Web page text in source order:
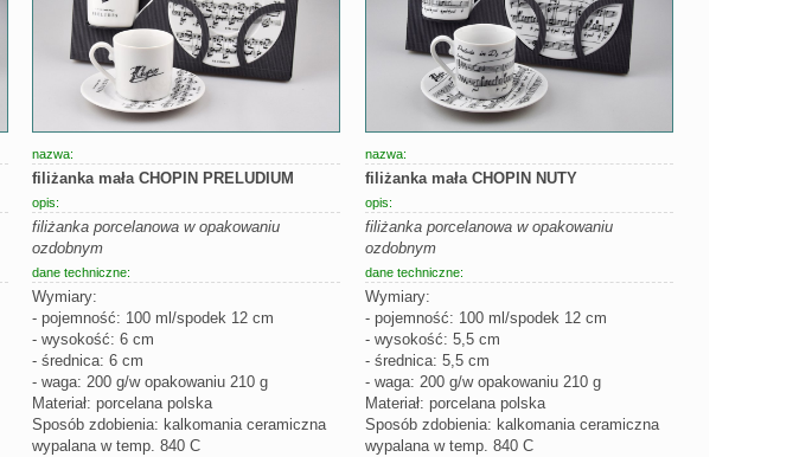
nazwa:
filiżanka mała CHOPIN PRELUDIUM
opis:
filiżanka porcelanowa w opakowaniu
ozdobnym
dane techniczne:
Wymiary:
- pojemność: 100 ml/spodek 12 cm
- wysokość: 6 cm
- średnica: 6 cm
- waga: 200 g/w opakowaniu 210 g
Materiał: porcelana polska
Sposób zdobienia: kalkomania ceramiczna
wypalana w temp. 840 C
nazwa:
filiżanka mała CHOPIN NUTY
opis:
filiżanka porcelanowa w opakowaniu
ozdobnym
dane techniczne:
Wymiary:
- pojemność: 100 ml/spodek 12 cm
- wysokość: 5,5 cm
- średnica: 5,5 cm
- waga: 200 g/w opakowaniu 210 g
Materiał: porcelana polska
Sposób zdobienia: kalkomania ceramiczna
wypalana w temp. 840 C